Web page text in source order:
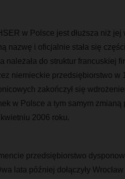
w Polsce jest dłuższa niż
nazwę i oficjalnie stała się
należała do struktur francuskiej
niemieckie przedsiębiorstwo w
zakończył się
w Polsce a tym samym
2006 roku.
przedsiębiorstwo
lata później dołączyły